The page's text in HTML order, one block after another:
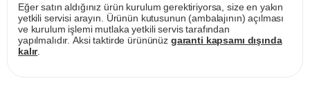
Eğer satın aldığınız ürün kurulum gerektiriyorsa, size en yakın
yetkili servisi arayın. Ürünün kutusunun (ambalajının) açılması
ve kurulum işlemi mutlaka yetkili servis tarafından
yapılmalıdır. Aksi taktirde ürününüz garanti kapsamı dışında
kalır.